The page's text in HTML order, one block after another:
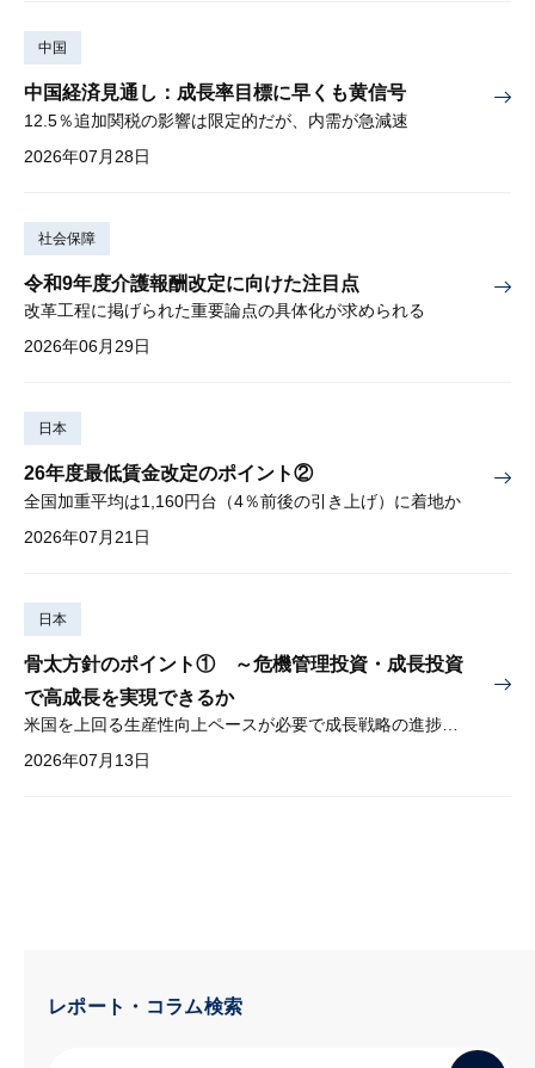
中国
中国経済見通し：成長率目標に早くも黄信号
12.5％追加関税の影響は限定的だが、内需が急減速
2026年07月28日
社会保障
令和9年度介護報酬改定に向けた注目点
改革工程に掲げられた重要論点の具体化が求められる
2026年06月29日
日本
26年度最低賃金改定のポイント②
全国加重平均は1,160円台（4％前後の引き上げ）に着地か
2026年07月21日
日本
骨太方針のポイント① ～危機管理投資・成長投資
で高成長を実現できるか
米国を上回る生産性向上ペースが必要で成長戦略の進捗管理も課題
2026年07月13日
レポート・コラム検索